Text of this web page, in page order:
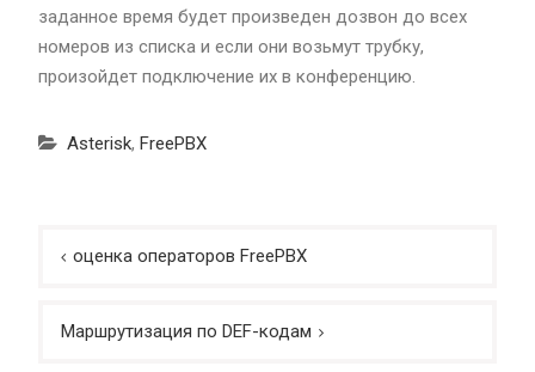
заданное время будет произведен дозвон до всех
номеров из списка и если они возьмут трубку,
произойдет подключение их в конференцию.
Asterisk, FreePBX
оценка операторов FreePBX
Маршрутизация по DEF-кодам